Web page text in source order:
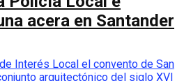
acera en Santander